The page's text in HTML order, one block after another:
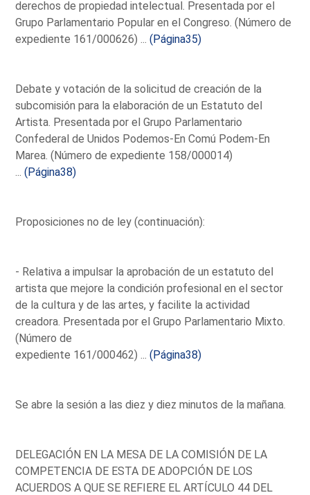
derechos de propiedad intelectual. Presentada por el
Grupo Parlamentario Popular en el Congreso. (Número de
expediente 161/000626) ...(Página35)
Debate y votación de la solicitud de creación de la
subcomisión para la elaboración de un Estatuto del
Artista. Presentada por el Grupo Parlamentario
Confederal de Unidos Podemos-En Comú Podem-En
Marea. (Número de expediente 158/000014)
...(Página38)
Proposiciones no de ley (continuación):
- Relativa a impulsar la aprobación de un estatuto del
artista que mejore la condición profesional en el sector
de la cultura y de las artes, y facilite la actividad
creadora. Presentada por el Grupo Parlamentario Mixto.
(Número de
expediente 161/000462) ...(Página38)
Se abre la sesión a las diez y diez minutos de la mañana.
DELEGACIÓN EN LA MESA DE LA COMISIÓN DE LA
COMPETENCIA DE ESTA DE ADOPCIÓN DE LOS
ACUERDOS A QUE SE REFIERE EL ARTÍCULO 44 DEL